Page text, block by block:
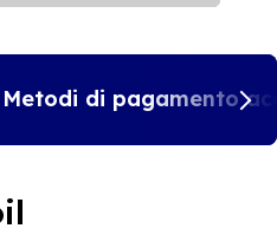
Metodi di pagamento